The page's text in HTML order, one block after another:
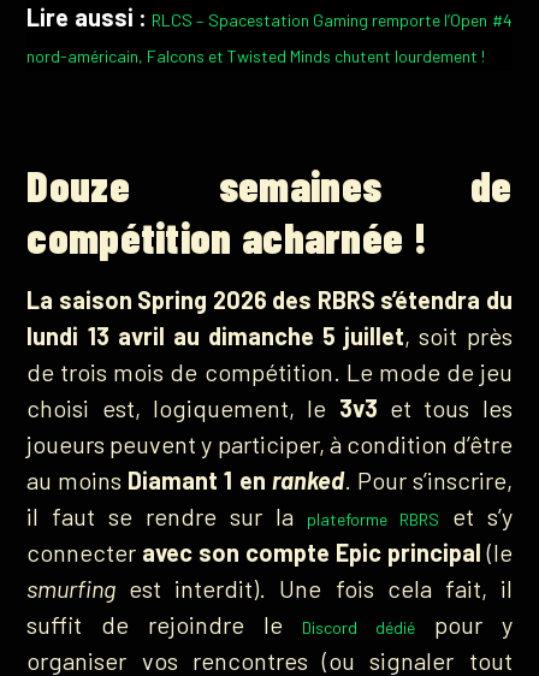
Lire aussi : RLCS – Spacestation Gaming remporte l’Open #4
nord-américain, Falcons et Twisted Minds chutent lourdement !
Douze semaines de
compétition acharnée !
La saison Spring 2026 des RBRS s’étendra du
lundi 13 avril au dimanche 5 juillet, soit près
de trois mois de compétition. Le mode de jeu
choisi est, logiquement, le 3v3 et tous les
joueurs peuvent y participer, à condition d’être
au moins Diamant 1 en ranked. Pour s’inscrire,
il faut se rendre sur la
plateforme RBRS
et s’y
connecter avec son compte Epic principal (le
smurfing est interdit). Une fois cela fait, il
suffit de rejoindre le
Discord dédiépour y
organiser vos rencontres (ou signaler tout